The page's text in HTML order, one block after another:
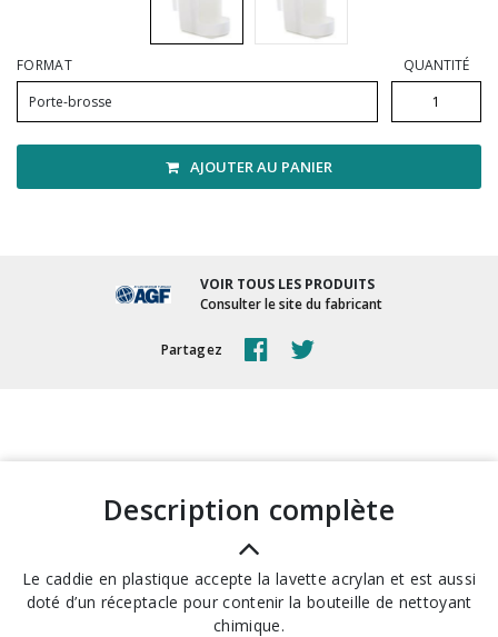
Vadrouilles, manches et cadres
FORMAT
Porte-brosse
QUANTITÉ
AJOUTER AU PANIER
VOIR TOUS LES PRODUITS
Consulter le site du fabricant
Partagez
description complète
Le caddie en plastique accepte la lavette acrylan et est aussi
doté d’un réceptacle pour contenir la bouteille de nettoyant
chimique.